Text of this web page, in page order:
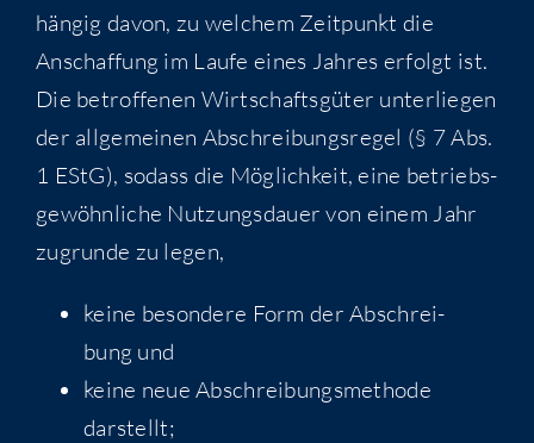
hän­gig davon, zu wel­chem Zeit­punkt die
Anschaf­fung im Lau­fe eines Jah­res erfolgt ist.
Die betrof­fe­nen Wirt­schafts­gü­ter unter­lie­gen
der all­ge­mei­nen Abschrei­bungs­re­gel (§ 7 Abs.
1 EStG), sodass die Mög­lich­keit, eine betriebs­
ge­wöhn­li­che Nut­zungs­dau­er von einem Jahr
zugrun­de zu legen,
kei­ne beson­de­re Form der Abschrei­
bung und
kei­ne neue Abschrei­bungs­me­tho­de
darstellt;